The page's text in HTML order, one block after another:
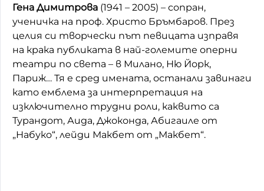
Гена Димитрова (1941 – 2005) – сопран,
ученичка на проф. Христо Бръмбаров. През
целия си творчески път певицата изправя
на крака публиката в най-големите оперни
театри по света – в Милано, Ню Йорк,
Париж… Тя е сред имената, останали завинаги
като емблема за интерпретация на
изключително трудни роли, каквито са
Турандот, Аида, Джоконда, Абигаиле от
„Набуко“, лейди Макбет от „Макбет“.